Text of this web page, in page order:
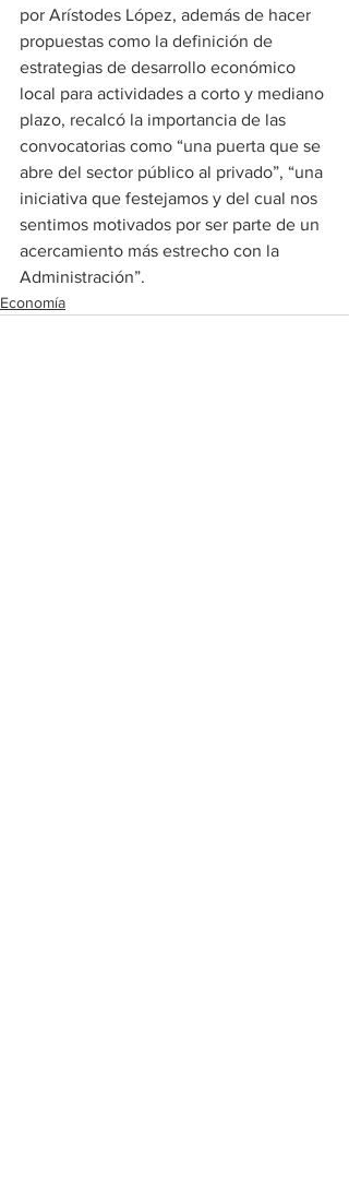
por Arístodes López, además de hacer
propuestas como la definición de
estrategias de desarrollo económico
local para actividades a corto y mediano
plazo, recalcó la importancia de las
convocatorias como “una puerta que se
abre del sector público al privado”, “una
iniciativa que festejamos y del cual nos
sentimos motivados por ser parte de un
acercamiento más estrecho con la
Administración”.
Economía